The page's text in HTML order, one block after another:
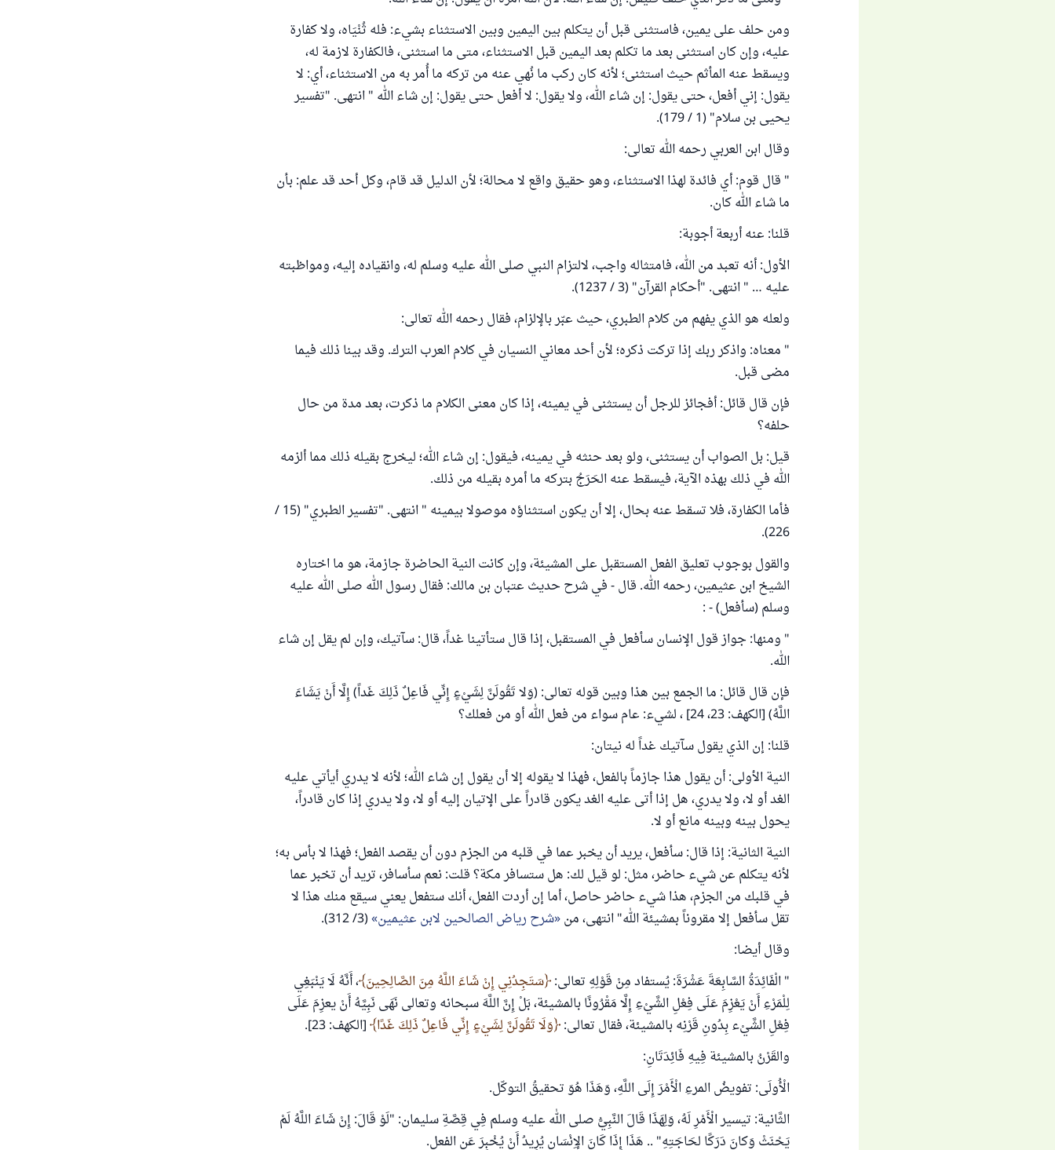
ومن حلف على يمين، فاستثنى قبل أن يتكلم بين اليمين وبين الاستثناء بشيء: فله ثُنْيَاه، ولا كفارة
عليه، وإن كان استثنى بعد ما تكلم بعد اليمين قبل الاستثناء، متى ما استثنى، فالكفارة لازمة له،
ويسقط عنه المأثم حيث استثنى؛ لأنه كان ركب ما نُهي عنه من تركه ما أُمر به من الاستثناء، أي: لا
يقول: إني أفعل، حتى يقول: إن شاء الله، ولا يقول: لا أفعل حتى يقول: إن شاء الله " انتهى. "تفسير
يحيى بن سلام" (1 / 179).
وقال ابن العربي رحمه الله تعالى:
" قال قوم: أي فائدة لهذا الاستثناء، وهو حقيق واقع لا محالة؛ لأن الدليل قد قام، وكل أحد قد علم: بأن
ما شاء الله كان.
قلنا: عنه أربعة أجوبة:
الأول: أنه تعبد من الله، فامتثاله واجب، لالتزام النبي صلى الله عليه وسلم له، وانقياده إليه، ومواظبته
عليه … " انتهى. "أحكام القرآن" (3 / 1237).
ولعله هو الذي يفهم من كلام الطبري، حيث عبّر بالإلزام، فقال رحمه الله تعالى:
" معناه: واذكر ربك إذا تركت ذكره؛ لأن أحد معاني النسيان في كلام العرب الترك. وقد بينا ذلك فيما
مضى قبل.
فإن قال قائل: أفجائز للرجل أن يستثنى في يمينه، إذا كان معنى الكلام ما ذكرت، بعد مدة من حال
حلفه؟
قيل: بل الصواب أن يستثنى، ولو بعد حنثه في يمينه، فيقول: إن شاء الله؛ ليخرج بقيله ذلك مما ألزمه
الله في ذلك بهذه الآية، فيسقط عنه الحَرَجُ بتركه ما أمره بقيله من ذلك.
فأما الكفارة، فلا تسقط عنه بحال، إلا أن يكون استثناؤه موصولا بيمينه " انتهى. "تفسير الطبري" (15 /
226).
والقول بوجوب تعليق الفعل المستقبل على المشيئة، وإن كانت النية الحاضرة جازمة، هو ما اختاره
الشيخ ابن عثيمين، رحمه الله. قال - في شرح حديث عتبان بن مالك: فقال رسول الله صلى الله عليه
وسلم (سأفعل) - :
" ومنها: جواز قول الإنسان سأفعل في المستقبل، إذا قال ستأتينا غداً، قال: سآتيك، وإن لم يقل إن شاء
الله.
فإن قال قائل: ما الجمع بين هذا وبين قوله تعالى: (‌وَلا ‌تَقُولَنَّ ‌لِشَيْءٍ إِنِّي فَاعِلٌ ذَلِكَ غَداً) إِلَّا أَنْ يَشَاءَ
اللَّهُ) [الكهف: 23، 24] ، لشيء: عام سواء من فعل الله أو من فعلك؟
قلنا: إن الذي يقول سآتيك غداً له نيتان:
النية الأولى: أن يقول هذا جازماً بالفعل، فهذا لا يقوله إلا أن يقول إن شاء الله؛ لأنه لا يدري أيأتي عليه
الغد أو لا، ولا يدري، هل إذا أتى عليه الغد يكون قادراً على الإتيان إليه أو لا، ولا يدري إذا كان قادراً،
يحول بينه وبينه مانع أو لا.
النية الثانية: إذا قال: سأفعل، يريد أن يخبر عما في قلبه من الجزم دون أن يقصد الفعل؛ فهذا لا بأس به؛
لأنه يتكلم عن شيء حاضر، مثل: لو قيل لك: هل ستسافر مكة؟ قلت: نعم سأسافر، تريد أن تخبر عما
في قلبك من الجزم، هذا شيء حاضر حاصل، أما إن أردت الفعل، أنك ستفعل يعني سيقع منك هذا لا
تقل سأفعل إلا مقروناً بمشيئة الله" انتهى، من شرح رياض الصالحين لابن عثيمين (3/ 312).
وقال أيضا:
" الْفَائِدَةُ السَّابِعَةَ عَشْرَةَ: يُستفاد مِنْ قَوْلِهِ تعالى: سَتَجِدُنِي إِنْ شَاءَ اللَّهُ مِنَ الصَّالِحِينَ ، أَنَّهُ لَا يَنْبَغِي
لِلْمَرْءِ أَنْ يَعْزِمَ عَلَى فِعْلِ الشَّيْءِ إِلَّا مَقْرُونًا بالمشيئة، بَلْ إِنَّ اللَّهَ سبحانه وتعالى نَهَى نَبِيَّهُ أَنْ يعزِمَ عَلَى
فِعْلِ الشَّيْء بِدُونِ قَرْنِه بالمشيئة، فقال تعالى: ‌وَلَا ‌تَقُولَنَّ ‌لِشَيْءٍ إِنِّي فَاعِلٌ ذَلِكَ غَدًا [الكهف: 23].
والقَرْنُ بالمشيئة فِيهِ فَائِدَتَانِ:
الْأُولَى: تفويضُ المرءِ الْأَمْرَ إِلَى اللَّهِ، وَهَذَا هُوَ تحقيقُ التوكّل.
الثَّانية: تيسير الْأَمْرِ لَهُ، وَلِهَذَا قَالَ النَّبِيُّ صلى الله عليه وسلم فِي قِصَّةِ سليمان: "لَوْ قَالَ: إِنْ شَاءَ اللَّهُ لَمْ
يَحْنَثْ وَكانَ دَرَكًا لحَاجَتِهِ" .. هَذَا إِذَا كَانَ الإِنْسَان يُرِيدُ أَنْ يُخْبِرَ عَنِ الفعل.